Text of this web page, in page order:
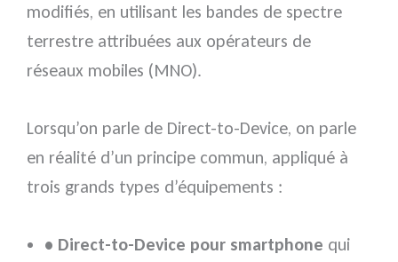
modifiés, en utilisant les bandes de spectre
terrestre attribuées aux opérateurs de
réseaux mobiles (MNO).
Lorsqu’on parle de Direct-to-Device, on parle
en réalité d’un principe commun, appliqué à
trois grands types d’équipements :
• Direct-to-Device pour smartphone qui